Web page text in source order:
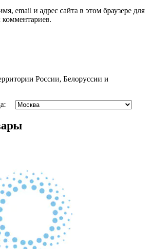
email и адрес сайта в этом браузере для
России, Белоруссии и